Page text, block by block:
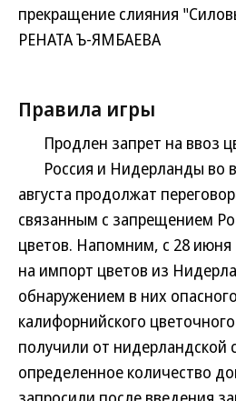
прекращение слияния
РЕНАТА Ъ-ЯМБАЕВА
Правила игры
Продлен запрет на ввоз
Россия и Нидерланды во
августа продолжат
связанным с запрещением
цветов. Напомним, с 28 июня
на импорт цветов из
обнаружением в них
калифорнийского
получили от нидерландской
определенное количество